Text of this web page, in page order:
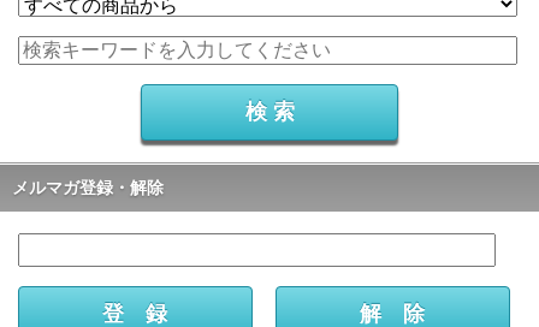
メルマガ登録・解除